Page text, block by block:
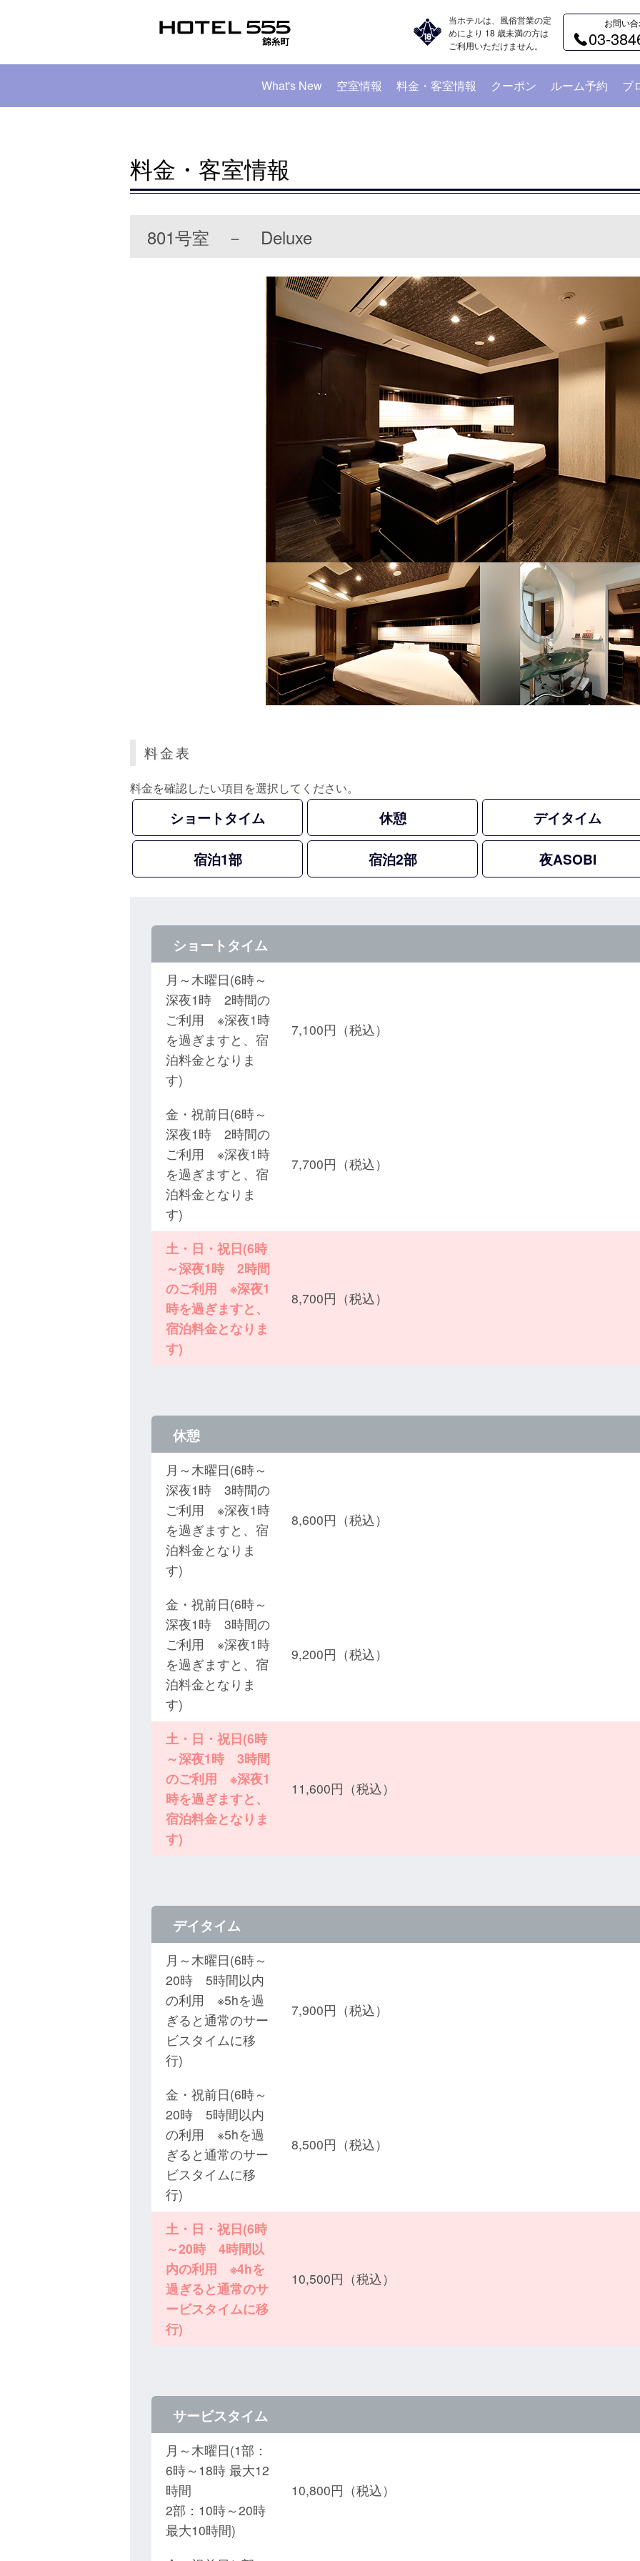
当ホテルは、風俗営業の定
めにより 18 歳未満の方は
ご利用いただけません。
お問い
03-
What's New 空室情報 料金・客室情報 クーポン ルーム予約 ブ
料金・客室情報
801号室 － Deluxe
料金表
料金を確認したい項目を選択してください。
ショートタイム 休憩 デイタイム
宿泊1部 宿泊2部 夜ASOBI
ショートタイム
月～木曜日(6時～
深夜1時 2時間の
ご利用 ※深夜1時
を過ぎますと、宿
泊料金となりま
す)
7,100円（税込）
金・祝前日(6時～
深夜1時 2時間の
ご利用 ※深夜1時
を過ぎますと、宿
泊料金となりま
す)
7,700円（税込）
土・日・祝日(6時
～深夜1時 2時間
のご利用 ※深夜1
時を過ぎますと、
宿泊料金となりま
す)
8,700円（税込）
休憩
月～木曜日(6時～
深夜1時 3時間の
ご利用 ※深夜1時
を過ぎますと、宿
泊料金となりま
す)
8,600円（税込）
金・祝前日(6時～
深夜1時 3時間の
ご利用 ※深夜1時
を過ぎますと、宿
泊料金となりま
す)
9,200円（税込）
土・日・祝日(6時
～深夜1時 3時間
のご利用 ※深夜1
時を過ぎますと、
宿泊料金となりま
す)
11,600円（税込）
デイタイム
月～木曜日(6時～
20時 5時間以内
の利用 ※5hを過
ぎると通常のサー
ビスタイムに移
行)
7,900円（税込）
金・祝前日(6時～
20時 5時間以内
の利用 ※5hを過
ぎると通常のサー
ビスタイムに移
行)
8,500円（税込）
土・日・祝日(6時
～20時 4時間以
内の利用 ※4hを
過ぎると通常のサ
ービスタイムに移
行)
10,500円（税込）
サービスタイム
月～木曜日(1部：
6時～18時 最大12
時間
2部：10時～20時
最大10時間)
10,800円（税込）